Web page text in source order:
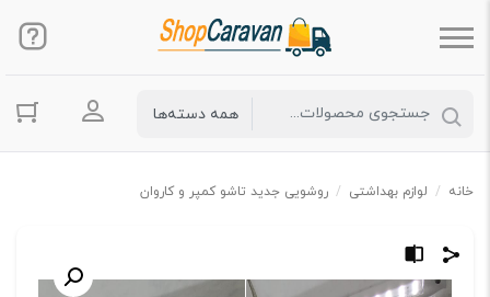
ورود به
خانه / لوازم بهداشتی / روشویی جدید تاشو کمپر و کاروان